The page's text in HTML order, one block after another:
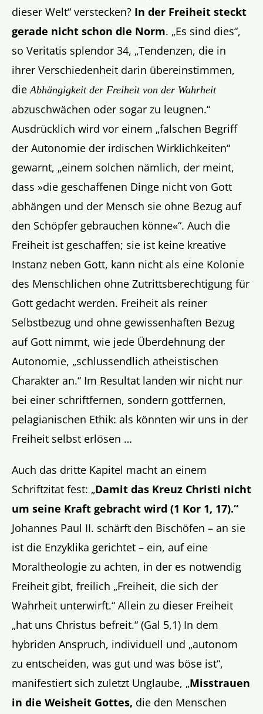
dieser Welt“ verstecken? In der Freiheit steckt
gerade nicht schon die Norm. „Es sind dies“,
so Veritatis splendor 34, „Tendenzen, die in
ihrer Verschiedenheit darin übereinstimmen,
die Abhängigkeit der Freiheit von der Wahrheit
abzuschwächen oder sogar zu leugnen.“
Ausdrücklich wird vor einem „falschen Begriff
der Autonomie der irdischen Wirklichkeiten“
gewarnt, „einem solchen nämlich, der meint,
dass »die geschaffenen Dinge nicht von Gott
abhängen und der Mensch sie ohne Bezug auf
den Schöpfer gebrauchen könne«“. Auch die
Freiheit ist geschaffen; sie ist keine kreative
Instanz neben Gott, kann nicht als eine Kolonie
des Menschlichen ohne Zutrittsberechtigung für
Gott gedacht werden. Freiheit als reiner
Selbstbezug und ohne gewissenhaften Bezug
auf Gott nimmt, wie jede Überdehnung der
Autonomie, „schlussendlich atheistischen
Charakter an.“ Im Resultat landen wir nicht nur
bei einer schriftfernen, sondern gottfernen,
pelagianischen Ethik: als könnten wir uns in der
Freiheit selbst erlösen …
Auch das dritte Kapitel macht an einem
Schriftzitat fest: „Damit das Kreuz Christi nicht
um seine Kraft gebracht wird (1 Kor 1, 17).“
Johannes Paul II. schärft den Bischöfen – an sie
ist die Enzyklika gerichtet – ein, auf eine
Moraltheologie zu achten, in der es notwendig
Freiheit gibt, freilich „Freiheit, die sich der
Wahrheit unterwirft.“ Allein zu dieser Freiheit
„hat uns Christus befreit.“ (Gal 5,1) In dem
hybriden Anspruch, individuell und „autonom
zu entscheiden, was gut und was böse ist“,
manifestiert sich zuletzt Unglaube, „Misstrauen
in die Weisheit Gottes, die den Menschen